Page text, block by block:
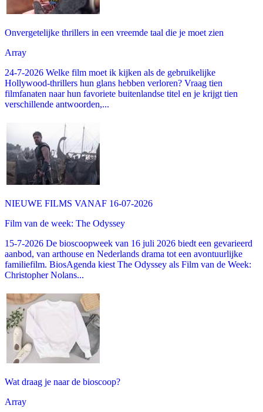
Onvergetelijke thrillers in een vreemde taal die je moet zien
Array
24-7-2026 Welke film moet ik kijken als de gebruikelijke
Hollywood-thrillers hun glans hebben verloren? Vraag tien
filmfanaten naar hun favoriete buitenlandse titel en je krijgt tien
verschillende antwoorden,...
NIEUWE FILMS VANAF 16-07-2026
Film van de week: The Odyssey
15-7-2026 De bioscoopweek van 16 juli 2026 biedt een gevarieerd
aanbod, van arthouse en Nederlands drama tot een avontuurlijke
familiefilm. BiosAgenda kiest The Odyssey als Film van de Week:
Christopher Nolans...
Wat draag je naar de bioscoop?
Array